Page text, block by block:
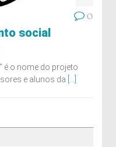
0
social
é o nome do projeto
e alunos da